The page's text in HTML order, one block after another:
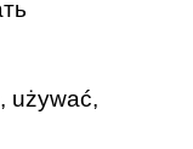
używać,